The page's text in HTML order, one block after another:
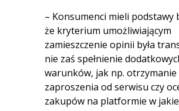
– Konsumenci mieli podstawy
że kryterium umożliwiającym
zamieszczenie opinii była
nie zaś spełnienie
warunków, jak np. otrzymanie
zaproszenia od serwisu czy
zakupów na platformie w